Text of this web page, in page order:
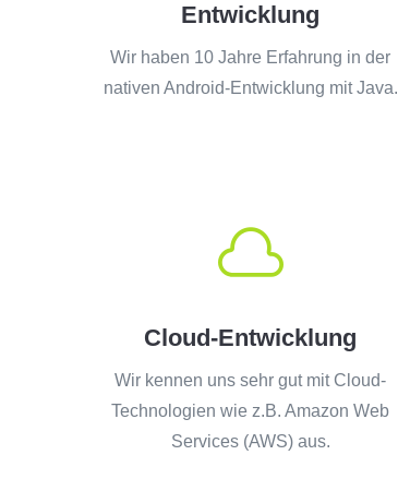
Entwicklung
Wir haben 10 Jahre Erfahrung in der
nativen Android-Entwicklung mit Java.

Cloud-Entwicklung
Wir kennen uns sehr gut mit Cloud-
Technologien wie z.B. Amazon Web
Services (AWS) aus.